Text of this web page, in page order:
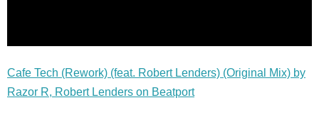
Cafe Tech (Rework) (feat. Robert Lenders) (Original Mix) by
Razor R, Robert Lenders on Beatport